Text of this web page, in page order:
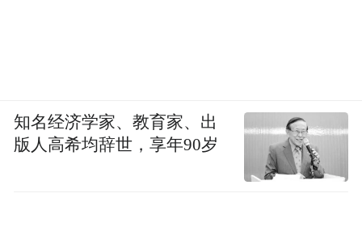
知名经济学家、教育家、出
版人高希均辞世，享年90岁